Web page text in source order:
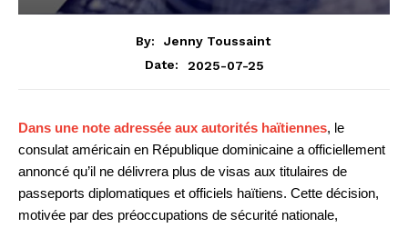
By:
Jenny Toussaint
Date:
2025-07-25
Dans une note adressée aux autorités haïtiennes, le
consulat américain en République dominicaine a officiellement
annoncé qu’il ne délivrera plus de visas aux titulaires de
passeports diplomatiques et officiels haïtiens. Cette décision,
motivée par des préoccupations de sécurité nationale,